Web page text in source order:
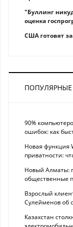
"Буллинг
оценка
США готовят
90%
ошибок: как
Новая функция
приватности:
Новый Алматы:
общественные
Взрослый
Сулейменов об
Казахстан